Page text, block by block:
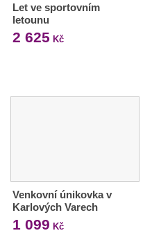
Let ve sportovním
letounu
2 625 Kč
Venkovní únikovka v
Karlových Varech
1 099 Kč